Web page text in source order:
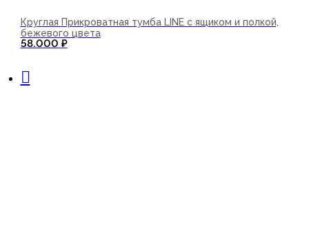
Круглая Прикроватная тумба LINE с ящиком и полкой,
бежевого цвета
58.000 ₽